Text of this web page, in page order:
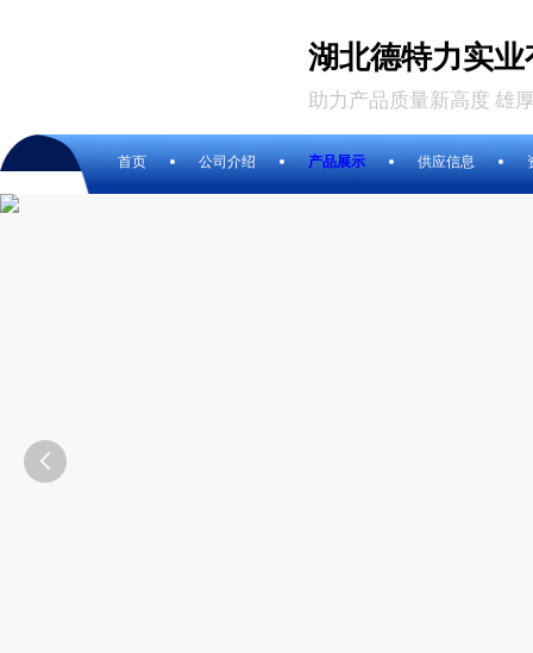
湖北德特力实
助力产品质量新高度 雄
首页 公司介绍 产品展示 供应信息
